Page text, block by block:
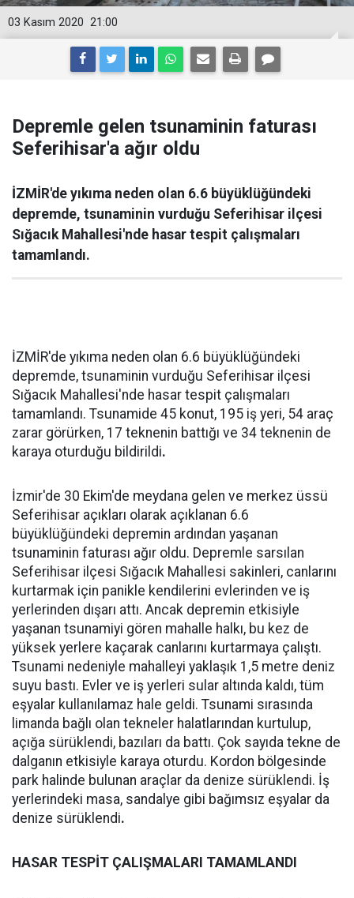
21:00
03 Kasım 2020
Depremle gelen tsunaminin faturası
Seferihisar'a ağır oldu
İZMİR'de yıkıma neden olan 6.6 büyüklüğündeki
depremde, tsunaminin vurduğu Seferihisar ilçesi
Sığacık Mahallesi'nde hasar tespit çalışmaları
tamamlandı.
İZMİR'de yıkıma neden olan 6.6 büyüklüğündeki
depremde, tsunaminin vurduğu Seferihisar ilçesi
Sığacık Mahallesi'nde hasar tespit çalışmaları
tamamlandı. Tsunamide 45 konut, 195 iş yeri, 54 araç
zarar görürken, 17 teknenin battığı ve 34 teknenin de
karaya oturduğu bildirildi.
İzmir'de 30 Ekim'de meydana gelen ve merkez üssü
Seferihisar açıkları olarak açıklanan 6.6
büyüklüğündeki depremin ardından yaşanan
tsunaminin faturası ağır oldu. Depremle sarsılan
Seferihisar ilçesi Sığacık Mahallesi sakinleri, canlarını
kurtarmak için panikle kendilerini evlerinden ve iş
yerlerinden dışarı attı. Ancak depremin etkisiyle
yaşanan tsunamiyi gören mahalle halkı, bu kez de
yüksek yerlere kaçarak canlarını kurtarmaya çalıştı.
Tsunami nedeniyle mahalleyi yaklaşık 1,5 metre deniz
suyu bastı. Evler ve iş yerleri sular altında kaldı, tüm
eşyalar kullanılamaz hale geldi. Tsunami sırasında
limanda bağlı olan tekneler halatlarından kurtulup,
açığa sürüklendi, bazıları da battı. Çok sayıda tekne de
dalganın etkisiyle karaya oturdu. Kordon bölgesinde
park halinde bulunan araçlar da denize sürüklendi. İş
yerlerindeki masa, sandalye gibi bağımsız eşyalar da
denize sürüklendi.
HASAR TESPİT ÇALIŞMALARI TAMAMLANDI